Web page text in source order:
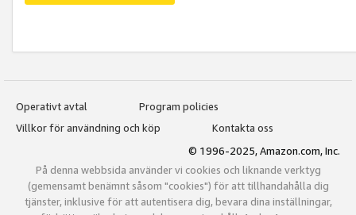
Operativt avtal
Program policies
Villkor för användning och köp
Kontakta oss
© 1996-2025, Amazon.com, Inc.
På denna webbsida använder vi cookies och liknande verktyg
(gemensamt benämnt såsom "cookies") för att tillhandahålla dig
tjänster, inklusive för att autentisera dig, bevara dina inställningar,